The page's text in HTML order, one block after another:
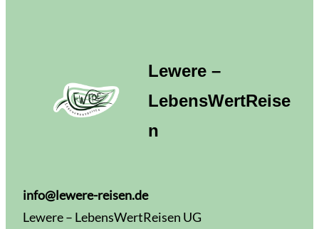
Lewere –
LebensWertReise
n
info@lewere-reisen.de
Lewere – LebensWertReisen UG